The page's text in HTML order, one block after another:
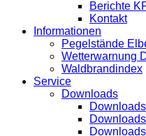
Berichte
Kontakt
Informationen
Pegelstände
Wetterwarnung
Waldbrandindex
Service
Downloads